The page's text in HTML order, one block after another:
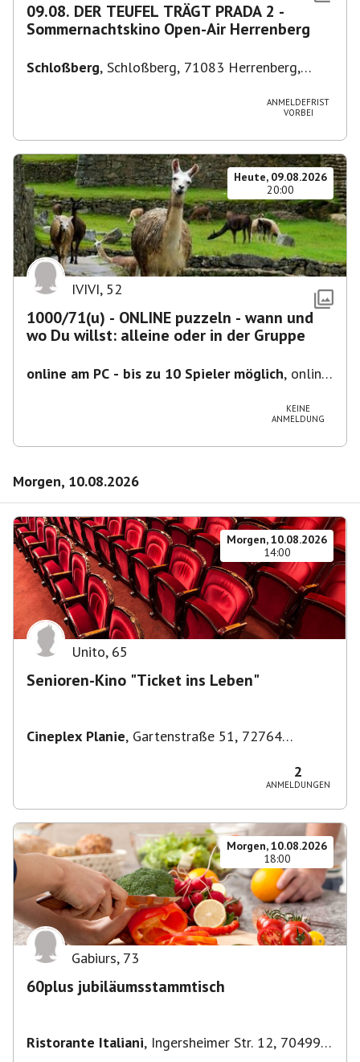
09.08. DER TEUFEL TRÄGT PRADA 2 -
Sommernachtskino Open-Air Herrenberg
Schloßberg, Schloßberg, 71083 Herrenberg,
ANMELDEFRIST
VORBEI
Heute, 09.08.2026
20:00
IVIVI, 52
1000/71(u) - ONLINE puzzeln - wann und
wo Du willst: alleine oder in der Gruppe
online am PC - bis zu 10 Spieler möglich, online
KEINE
ANMELDUNG
Morgen, 10.08.2026
Morgen, 10.08.2026
14:00
Unito, 65
Senioren-Kino "Ticket ins Leben"
Cineplex Planie, Gartenstraße 51, 72764
2
ANMELDUNGEN
Morgen, 10.08.2026
18:00
Gabiurs, 73
60plus jubiläumsstammtisch
Ristorante Italiani, Ingersheimer Str. 12, 70499